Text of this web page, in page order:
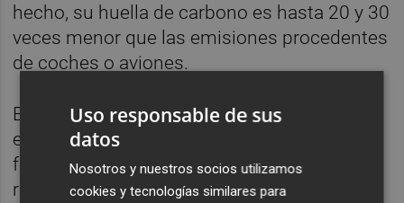
hecho, su huella de carbono es hasta 20 y 30
veces menor que las emisiones procedentes
de coches o aviones.
El horizonte de Renfe es llegar a cero
emisiones de carbono en 2050. Además,
forma parte de la iniciativa europea para
reducir las emisiones de CO2 en al menos
Uso responsable de sus
datos
Nosotros y nuestros socios utilizamos
cookies y tecnologías similares para